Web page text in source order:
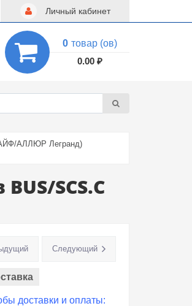
Личный кабинет
0 товар (ов)
0.00 ₽
АЛЛЮР Легранд)
SCS.С
Следующий
доставки и оплаты: